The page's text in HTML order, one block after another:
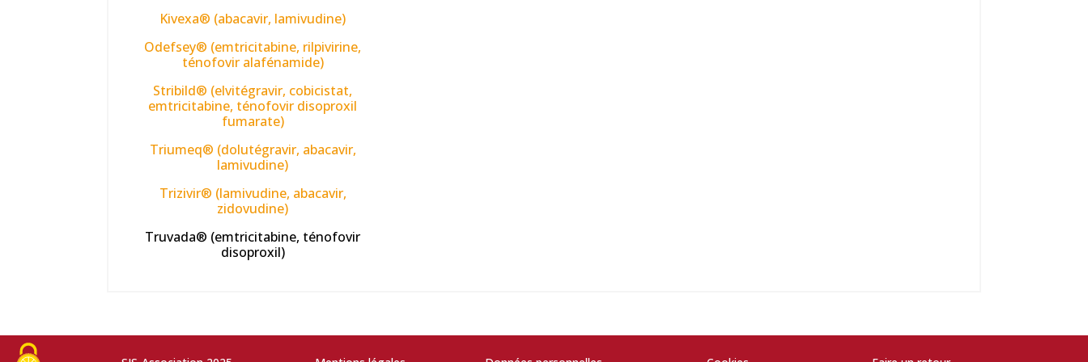
Kivexa® (abacavir, lamivudine)
Odefsey® (emtricitabine, rilpivirine,
ténofovir alafénamide)
Stribild® (elvitégravir, cobicistat,
emtricitabine, ténofovir disoproxil
fumarate)
Triumeq® (dolutégravir, abacavir,
lamivudine)
Trizivir® (lamivudine, abacavir,
zidovudine)
Truvada® (emtricitabine, ténofovir
disoproxil)